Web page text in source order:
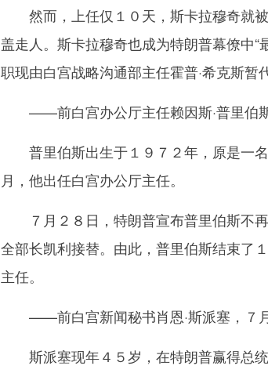
然而，上任仅１０天，斯卡拉穆奇就被
盖走人。斯卡拉穆奇也成为特朗普幕僚中
职现由白宫战略沟通部主任霍普·希克斯暂代
——前白宫办公厅主任赖因斯·普里伯
普里伯斯出生于１９７２年，原是一名
月，他出任白宫办公厅主任。
７月２８日，特朗普宣布普里伯斯不
全部长凯利接替。由此，普里伯斯结束了
主任。
——前白宫新闻秘书肖恩·斯派塞，７
斯派塞现年４５岁，在特朗普赢得总